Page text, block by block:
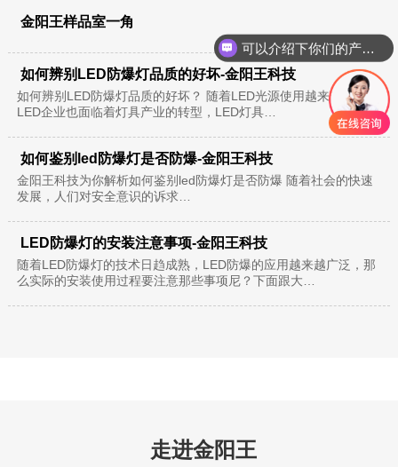
金阳王样品室一角
如何辨别LED防爆灯品质的好坏-金阳王科技
如何辨别LED防爆灯品质的好坏？ 随着LED光源使用越来越频繁，
LED企业也面临着灯具产业的转型，LED灯具…
如何鉴别led防爆灯是否防爆-金阳王科技
金阳王科技为你解析如何鉴别led防爆灯是否防爆 随着社会的快速
发展，人们对安全意识的诉求…
LED防爆灯的安装注意事项-金阳王科技
随着LED防爆灯的技术日趋成熟，LED防爆的应用越来越广泛，那
么实际的安装使用过程要注意那些事项尼？下面跟大…
走进金阳王
可以介绍下你们的产品么？